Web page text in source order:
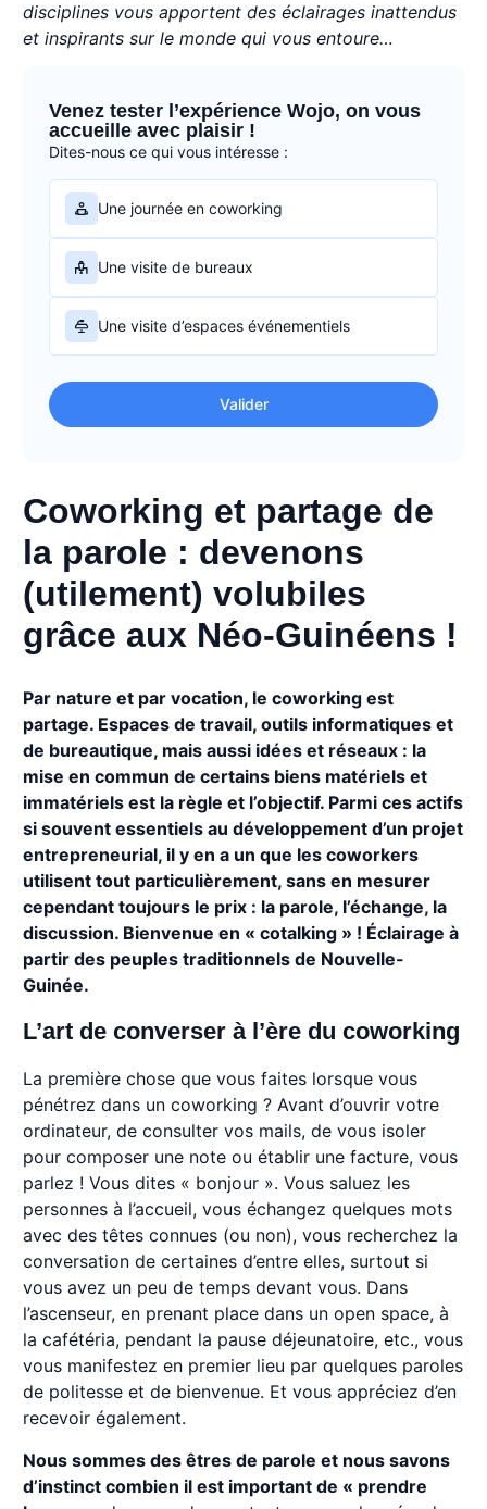
disciplines vous apportent des éclairages inattendus
et inspirants sur le monde qui vous entoure…
Venez tester l’expérience Wojo, on vous
accueille avec plaisir !
Dites-nous ce qui vous intéresse :
Une journée en coworking
Une visite de bureaux
Une visite d’espaces événementiels
Valider
Coworking et partage de
la parole : devenons
(utilement) volubiles
grâce aux Néo-Guinéens !
Par nature et par vocation, le coworking est
partage. Espaces de travail, outils informatiques et
de bureautique, mais aussi idées et réseaux : la
mise en commun de certains biens matériels et
immatériels est la règle et l’objectif. Parmi ces actifs
si souvent essentiels au développement d’un projet
entrepreneurial, il y en a un que les coworkers
utilisent tout particulièrement, sans en mesurer
cependant toujours le prix : la parole, l’échange, la
discussion. Bienvenue en « cotalking » ! Éclairage à
partir des peuples traditionnels de Nouvelle-
Guinée.
L’art de converser à l’ère du coworking
La première chose que vous faites lorsque vous
pénétrez dans un coworking ? Avant d’ouvrir votre
ordinateur, de consulter vos mails, de vous isoler
pour composer une note ou établir une facture, vous
parlez ! Vous dites « bonjour ». Vous saluez les
personnes à l’accueil, vous échangez quelques mots
avec des têtes connues (ou non), vous recherchez la
conversation de certaines d’entre elles, surtout si
vous avez un peu de temps devant vous. Dans
l’ascenseur, en prenant place dans un open space, à
la cafétéria, pendant la pause déjeunatoire, etc., vous
vous manifestez en premier lieu par quelques paroles
de politesse et de bienvenue. Et vous appréciez d’en
recevoir également.
Nous sommes des êtres de parole et nous savons
d’instinct combien il est important de « prendre